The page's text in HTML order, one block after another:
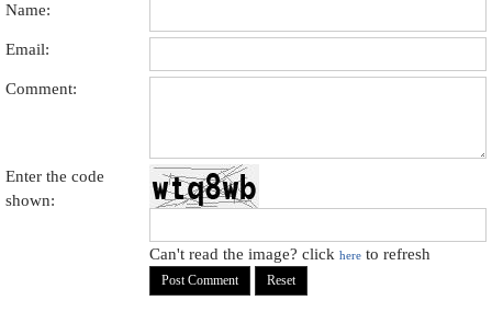
Name:
Email:
Comment:
Enter the code
shown:
Can't read the image? clickhere to refresh